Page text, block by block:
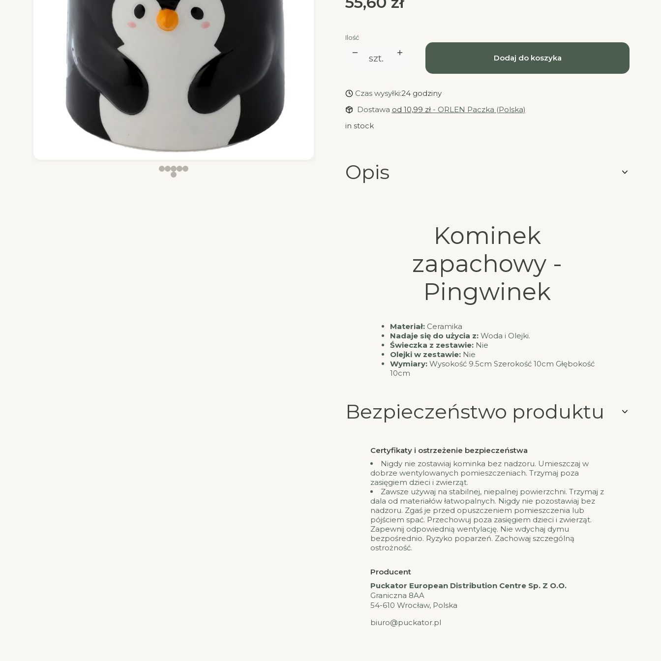
Ilość
szt. Dodaj do koszyka
Czas wysyłki:24 godziny
Dostawa od 10,99 zł - ORLEN Paczka (Polska)
in stock
Opis
Kominek
zapachowy -
Pingwinek
Materiał:Ceramika
Nadaje się do użycia z:Woda i Olejki.
Świeczka z zestawie:Nie
Olejki w zestawie:Nie
Wymiary:Wysokość 9.5cm Szerokość 10cm Głębokość
10cm
Bezpieczeństwo produktu
Certyfikaty i ostrzeżenie bezpieczeństwa
Nigdy nie zostawiaj kominka bez nadzoru. Umieszczaj w
dobrze wentylowanych pomieszczeniach. Trzymaj poza
zasięgiem dzieci i zwierząt.
Zawsze używaj na stabilnej, niepalnej powierzchni. Trzymaj z
dala od materiałów łatwopalnych. Nigdy nie pozostawiaj bez
nadzoru. Zgaś je przed opuszczeniem pomieszczenia lub
pójściem spać. Przechowuj poza zasięgiem dzieci i zwierząt.
Zapewnij odpowiednią wentylację. Nie wdychaj dymu
bezpośrednio. Ryzyko poparzeń. Zachowaj szczególną
ostrożność.
Producent
Puckator European Distribution Centre Sp. Z O.O.
Graniczna 8AA
54-610 Wrocław, Polska
biuro@puckator.pl